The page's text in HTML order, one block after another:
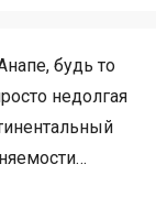
будь то
недолгая